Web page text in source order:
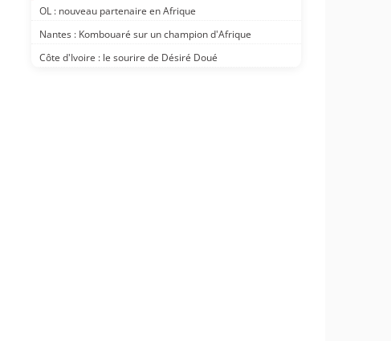
OL : nouveau partenaire en Afrique
Nantes : Kombouaré sur un champion d'Afrique
Côte d'Ivoire : le sourire de Désiré Doué